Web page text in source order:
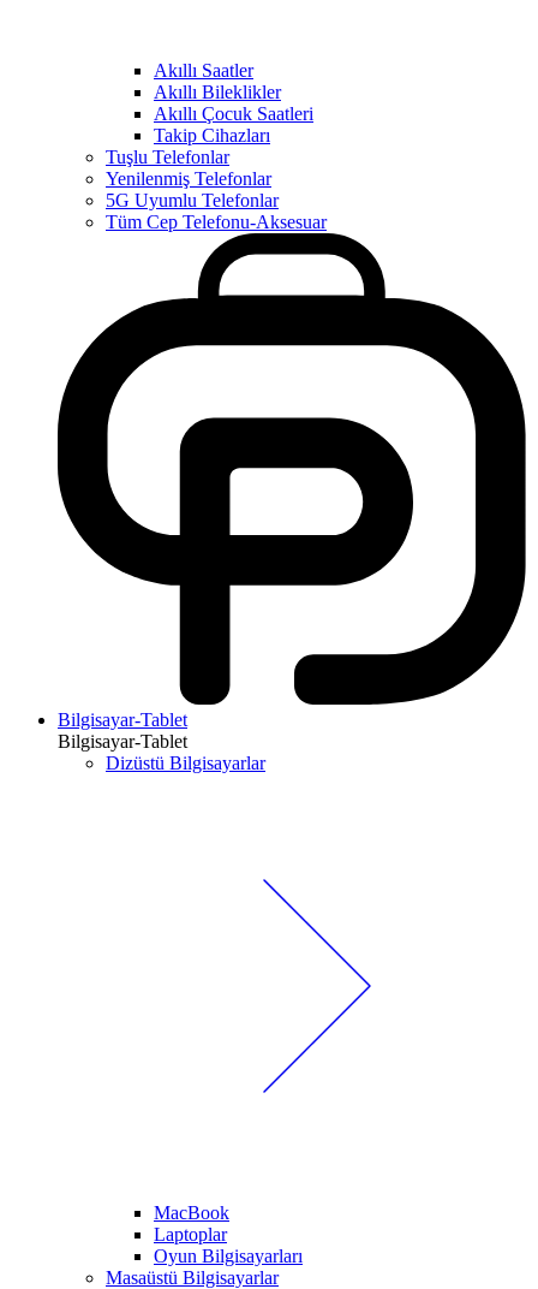
Akıllı Saatler
Akıllı Bileklikler
Akıllı Çocuk Saatleri
Takip Cihazları
Tuşlu Telefonlar
Yenilenmiş Telefonlar
5G Uyumlu Telefonlar
Tüm Cep Telefonu-Aksesuar
Bilgisayar-Tablet
Bilgisayar-Tablet
Dizüstü Bilgisayarlar
MacBook
Laptoplar
Oyun Bilgisayarları
Masaüstü Bilgisayarlar